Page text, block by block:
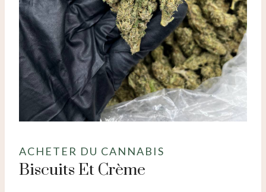
ACHETER DU CANNABIS
Biscuits Et Crème